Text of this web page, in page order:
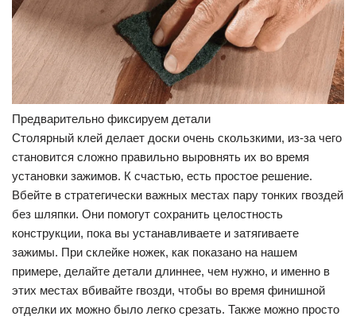
Предварительно фиксируем детали
Столярный клей делает доски очень скользкими, из-за чего
становится сложно правильно выровнять их во время
установки зажимов. К счастью, есть простое решение.
Вбейте в стратегически важных местах пару тонких гвоздей
без шляпки. Они помогут сохранить целостность
конструкции, пока вы устанавливаете и затягиваете
зажимы. При склейке ножек, как показано на нашем
примере, делайте детали длиннее, чем нужно, и именно в
этих местах вбивайте гвозди, чтобы во время финишной
отделки их можно было легко срезать. Также можно просто